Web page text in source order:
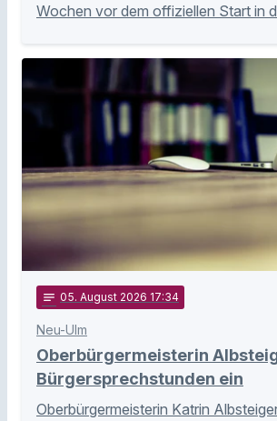
Wochen vor dem offiziellen Start in
notes 05. August 2026 17:34
Neu-Ulm
Oberbürgermeisterin
Bürgersprechstunden ein
Oberbürgermeisterin Katrin